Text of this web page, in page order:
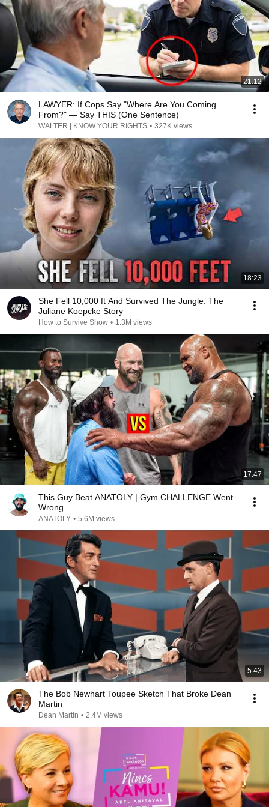
21:12
LAWYER: If Cops Say "Where Are You Coming
From?" — Say THIS (One Sentence)
WALTER | KNOW YOUR RIGHTS • 327K views
18:23
She Fell 10,000 ft And Survived The Jungle: The
Juliane Koepcke Story
How to Survive Show • 1.3M views
17:47
This Guy Beat ANATOLY | Gym CHALLENGE Went
Wrong
ANATOLY • 5.6M views
5:43
The Bob Newhart Toupee Sketch That Broke Dean
Martin
Dean Martin • 2.4M views